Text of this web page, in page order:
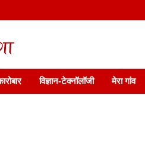
Info, Trends & Podcast I जानकारी
विज्ञान-टेक्नॉलॉजी मेरा गांव